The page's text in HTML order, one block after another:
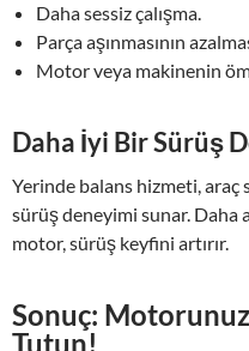
Daha sessiz çalışma.
Parça aşınmasının
Motor veya makinenin
Daha İyi Bir Sürüş
Yerinde balans hizmeti,
sürüş deneyimi sunar. Daha
motor, sürüş keyfini artırır.
Sonuç:
Tutun!